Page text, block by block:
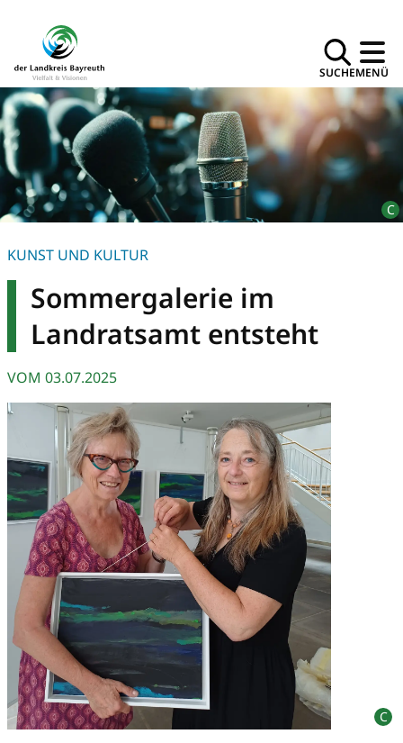
SUCHEMENÜ
KUNST UND KULTUR
Sommergalerie im
Landratsamt entsteht
VOM 03.07.2025